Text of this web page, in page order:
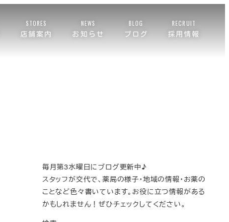
STORES
店舗案内
NEWS
お知らせ
BLOG
ブログ
RECRUIT
採用情報
毎月第3水曜日にブログ更新中♪
スタッフが交代で、薬局の様子・地域の情報・お薬の
ことなど色々書いています。お役に立つ情報がある
かもしれません！ぜひチェックしてください。